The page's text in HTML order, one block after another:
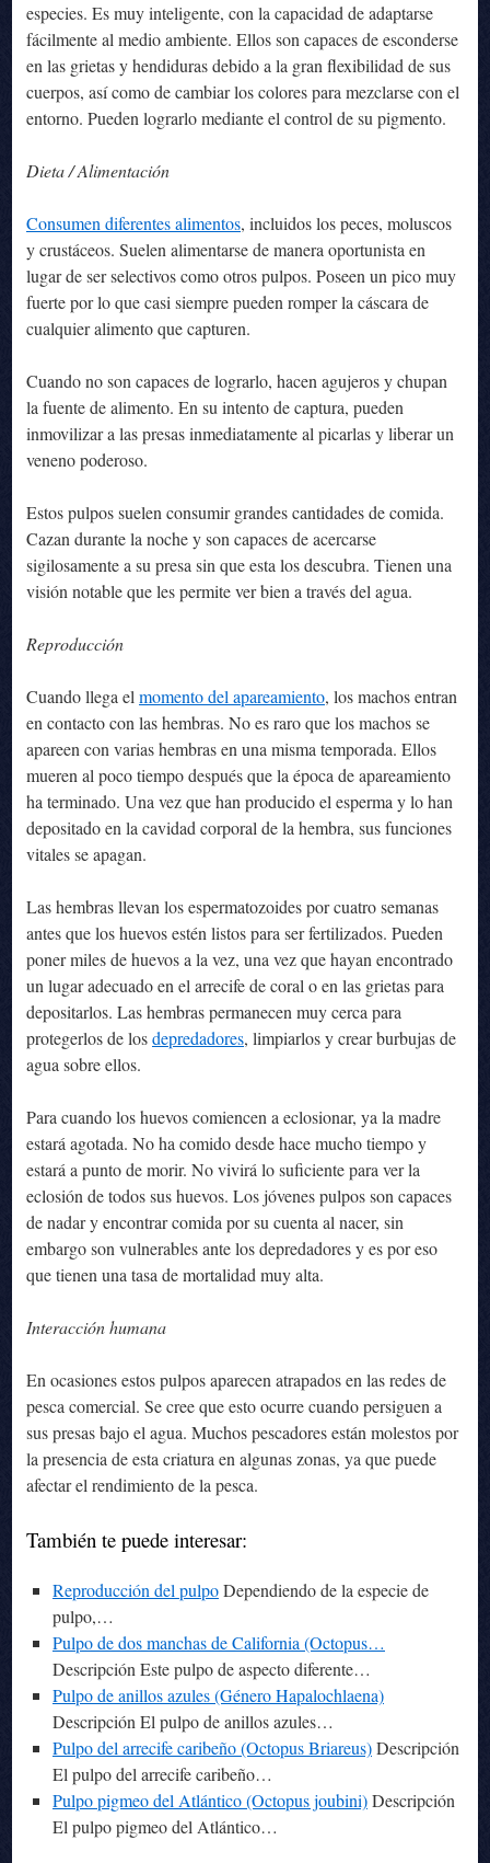
especies. Es muy inteligente, con la capacidad de adaptarse
fácilmente al medio ambiente. Ellos son capaces de esconderse
en las grietas y hendiduras debido a la gran flexibilidad de sus
cuerpos, así como de cambiar los colores para mezclarse con el
entorno. Pueden lograrlo mediante el control de su pigmento.
Dieta / Alimentación
Consumen diferentes alimentos, incluidos los peces, moluscos
y crustáceos. Suelen alimentarse de manera oportunista en
lugar de ser selectivos como otros pulpos. Poseen un pico muy
fuerte por lo que casi siempre pueden romper la cáscara de
cualquier alimento que capturen.
Cuando no son capaces de lograrlo, hacen agujeros y chupan
la fuente de alimento. En su intento de captura, pueden
inmovilizar a las presas inmediatamente al picarlas y liberar un
veneno poderoso.
Estos pulpos suelen consumir grandes cantidades de comida.
Cazan durante la noche y son capaces de acercarse
sigilosamente a su presa sin que esta los descubra. Tienen una
visión notable que les permite ver bien a través del agua.
Reproducción
Cuando llega el momento del apareamiento, los machos entran
en contacto con las hembras. No es raro que los machos se
apareen con varias hembras en una misma temporada. Ellos
mueren al poco tiempo después que la época de apareamiento
ha terminado. Una vez que han producido el esperma y lo han
depositado en la cavidad corporal de la hembra, sus funciones
vitales se apagan.
Las hembras llevan los espermatozoides por cuatro semanas
antes que los huevos estén listos para ser fertilizados. Pueden
poner miles de huevos a la vez, una vez que hayan encontrado
un lugar adecuado en el arrecife de coral o en las grietas para
depositarlos. Las hembras permanecen muy cerca para
protegerlos de losdepredadores, limpiarlos y crear burbujas de
agua sobre ellos.
Para cuando los huevos comiencen a eclosionar, ya la madre
estará agotada. No ha comido desde hace mucho tiempo y
estará a punto de morir. No vivirá lo suficiente para ver la
eclosión de todos sus huevos. Los jóvenes pulpos son capaces
de nadar y encontrar comida por su cuenta al nacer, sin
embargo son vulnerables ante los depredadores y es por eso
que tienen una tasa de mortalidad muy alta.
Interacción humana
En ocasiones estos pulpos aparecen atrapados en las redes de
pesca comercial. Se cree que esto ocurre cuando persiguen a
sus presas bajo el agua. Muchos pescadores están molestos por
la presencia de esta criatura en algunas zonas, ya que puede
afectar el rendimiento de la pesca.
También te puede interesar:
Reproducción del pulpoDependiendo de la especie de
pulpo,…
Pulpo de dos manchas de California (Octopus…
Descripción Este pulpo de aspecto diferente…
Pulpo de anillos azules (Género Hapalochlaena)
Descripción El pulpo de anillos azules…
Pulpo del arrecife caribeño (Octopus Briareus)Descripción
El pulpo del arrecife caribeño…
Pulpo pigmeo del Atlántico (Octopus joubini)Descripción
El pulpo pigmeo del Atlántico…